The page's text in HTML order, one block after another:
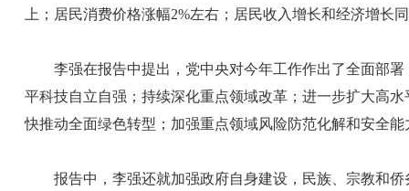
上；居民消费价格涨幅2%左右；居民收入增长和经济增
李强在报告中提出，党中央对今年工作作出了全面部署
平科技自立自强；持续深化重点领域改革；进一步扩大高
快推动全面绿色转型；加强重点领域风险防范化解和安全能
报告中，李强还就加强政府自身建设，民族、宗教和侨